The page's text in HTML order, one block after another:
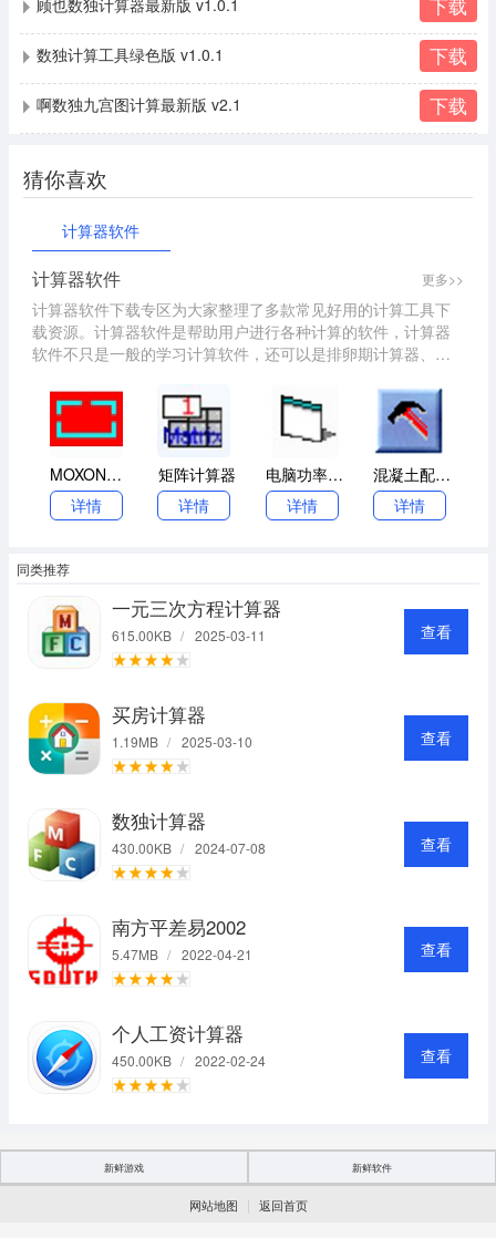
数独计算工具绿色版 v1.0.1 下载
啊数独九宫图计算最新版 v2.1 下载
猜你喜欢
计算器软件
计算器软件 更多>>
计算器软件下载专区为大家整理了多款常见好用的计算工具下
载资源。计算器软件是帮助用户进行各种计算的软件，计算器
软件不只是一般的学习计算软件，还可以是排卵期计算器、贷
下载。
MOXON方框天线计算器
详情
矩阵计算器
详情
电脑功率计算器
详情
混凝土配合比计算器
详情
同类推荐
一元三次方程计算器
615.00KB / 2025-03-11 查看
买房计算器
1.19MB / 2025-03-10 查看
数独计算器
430.00KB / 2024-07-08 查看
南方平差易2002
5.47MB / 2022-04-21 查看
个人工资计算器
450.00KB / 2022-02-24 查看
新鲜游戏 新鲜软件
网站地图 | 返回首页